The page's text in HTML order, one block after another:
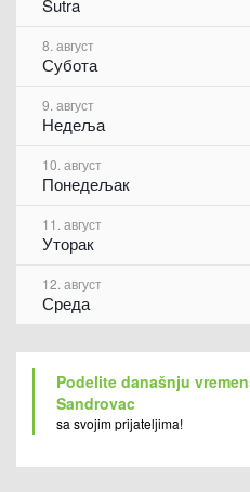
Sutra
8. август
Субота
9. август
Недеља
10. август
Понедељак
11. август
Уторак
12. август
Среда
Podelite današnju
Sandrovac
sa svojim prijateljima!